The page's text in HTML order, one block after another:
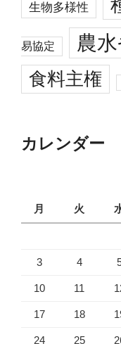
生物多様性
易協定 農
食料主権
カレンダー
月
火
3 4
10 11
17 18
24 25